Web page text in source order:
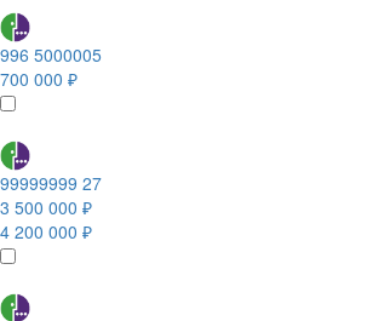
996 5000005
700 000 ₽
99999999 27
3 500 000 ₽
4 200 000 ₽